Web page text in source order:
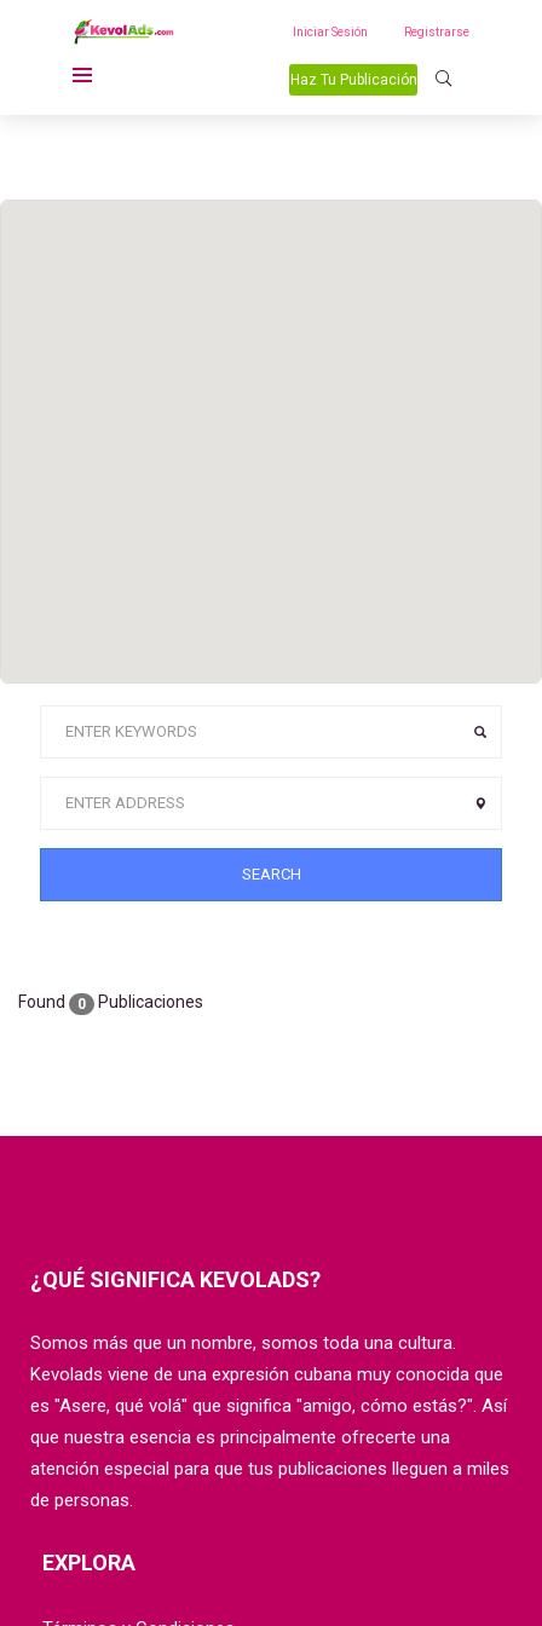
Iniciar Sesión Registrarse
Haz Tu Publicación
SEARCH
Found 0 Publicaciones
¿QUÉ SIGNIFICA KEVOLADS?
Somos más que un nombre, somos toda una cultura.
Kevolads viene de una expresión cubana muy conocida que
es "Asere, qué volá" que significa "amigo, cómo estás?". Así
que nuestra esencia es principalmente ofrecerte una
atención especial para que tus publicaciones lleguen a miles
de personas.
EXPLORA